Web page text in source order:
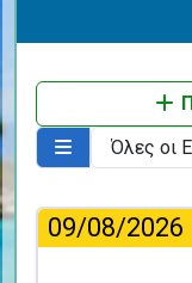
09/08/2026